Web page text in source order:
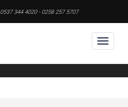
0537 344 4020 - 0258 257 5707